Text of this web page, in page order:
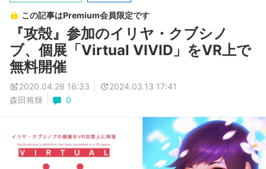
この記事はPremium会員限定です
『攻殻』参加のイリヤ・クブシノ
ブ、個展「Virtual VIVID」をVR上で
無料開催
2020.04.28 16:33
2024.03.13 17:41
森田将輝
0